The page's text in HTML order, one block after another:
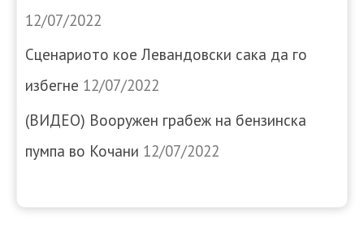
12/07/2022
Сценариото кое Левандовски сака да го
избегне 12/07/2022
(ВИДЕО) Вооружен грабеж на бензинска
пумпа во Кочани 12/07/2022